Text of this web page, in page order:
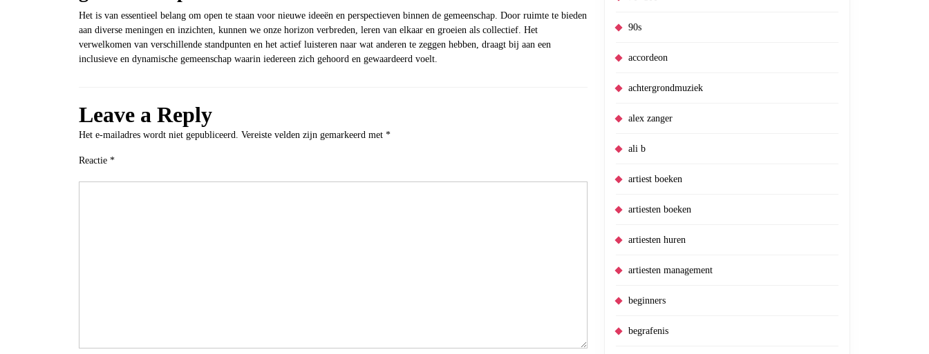
Het is van essentieel belang om open te staan voor nieuwe ideeën en perspectieven binnen de gemeenschap. Door ruimte te bieden
aan diverse meningen en inzichten, kunnen we onze horizon verbreden, leren van elkaar en groeien als collectief. Het
verwelkomen van verschillende standpunten en het actief luisteren naar wat anderen te zeggen hebben, draagt bij aan een
inclusieve en dynamische gemeenschap waarin iedereen zich gehoord en gewaardeerd voelt.
Leave a Reply
Het e-mailadres wordt niet gepubliceerd. Vereiste velden zijn gemarkeerd met *
Reactie *
90s
accordeon
achtergrondmuziek
alex zanger
ali b
artiest boeken
artiesten boeken
artiesten huren
artiesten management
beginners
begrafenis